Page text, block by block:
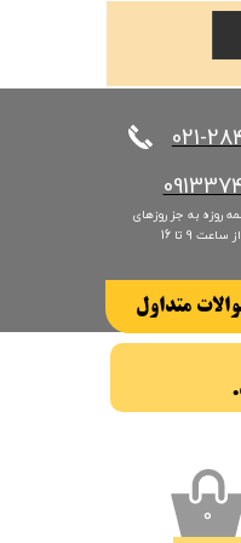
​​​​​​​021-
روزه به جز روزهای
9 تا 16
متداول
۰